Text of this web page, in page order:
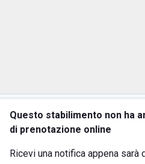
Questo stabilimento non ha
di prenotazione online
Ricevi una notifica appena sarà